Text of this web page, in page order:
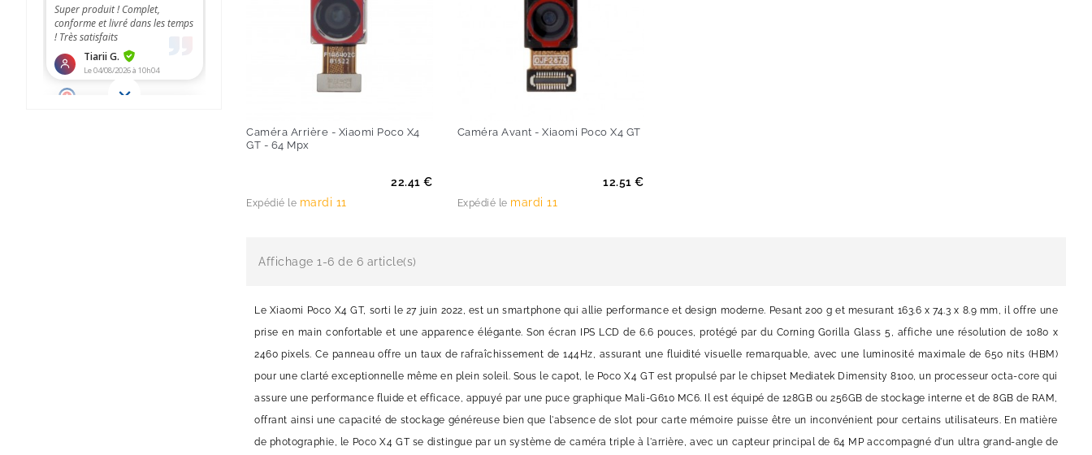
Caméra Arrière - Xiaomi Poco X4
GT - 64 Mpx
22.41 €
Expédié le mardi 11
Caméra Avant - Xiaomi Poco X4 GT
12.51 €
Expédié le mardi 11
Affichage 1-6 de 6 article(s)
Le Xiaomi Poco X4 GT, sorti le 27 juin 2022, est un smartphone qui allie performance et design moderne. Pesant 200 g et mesurant 163.6 x 74.3 x 8.9 mm, il offre une
prise en main confortable et une apparence élégante. Son écran IPS LCD de 6.6 pouces, protégé par du Corning Gorilla Glass 5, affiche une résolution de 1080 x
2460 pixels. Ce panneau offre un taux de rafraîchissement de 144Hz, assurant une fluidité visuelle remarquable, avec une luminosité maximale de 650 nits (HBM)
pour une clarté exceptionnelle même en plein soleil. Sous le capot, le Poco X4 GT est propulsé par le chipset Mediatek Dimensity 8100, un processeur octa-core qui
assure une performance fluide et efficace, appuyé par une puce graphique Mali-G610 MC6. Il est équipé de 128GB ou 256GB de stockage interne et de 8GB de RAM,
offrant ainsi une capacité de stockage généreuse bien que l'absence de slot pour carte mémoire puisse être un inconvénient pour certains utilisateurs. En matière
de photographie, le Poco X4 GT se distingue par un système de caméra triple à l'arrière, avec un capteur principal de 64 MP accompagné d'un ultra grand-angle de